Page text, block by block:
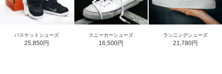
バスケットシューズ
25,850円
スニーカーシューズ
16,500円
ランニングシューズ
21,780円